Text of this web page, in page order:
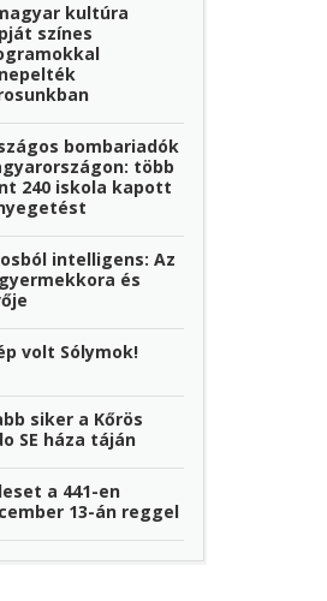
kultúra
színes
bombariadók
több
240 iskola kapott
intelligens: Az
és
volt Sólymok!
siker a Kőrös
SE háza táján
a 441-en
13-án reggel